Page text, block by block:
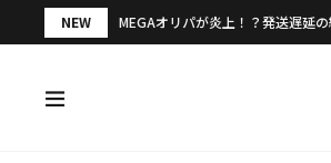
NEW MEGAオリパが炎上！？発送遅延